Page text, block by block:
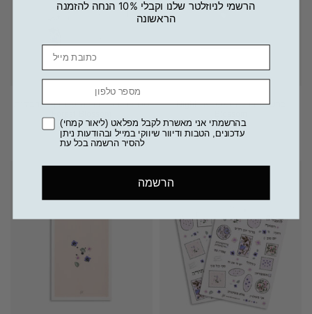
כרטיס ברכה ומעטפה Night
14.90₪
סט כרטיסי ברכה עם דף מדבקות
89.00₪
הרשמי לניוזלטר שלנו וקבלי 10% הנחה להזמנה
הראשונה
Email
מספר טלפון
בהרשמתי אני מאשרת לקבל מפלאט (ליאור קמחי)
עדכונים, הטבות ודיוור שיווקי במייל ובהודעות ניתן
להסיר הרשמה בכל עת
הרשמה